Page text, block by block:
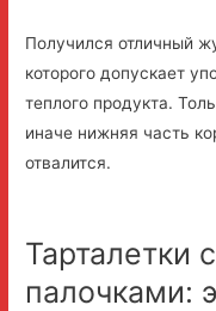
Получился отличный
которого допускает
теплого продукта.
иначе нижняя часть
отвалится.
Тарталетки
палочками: